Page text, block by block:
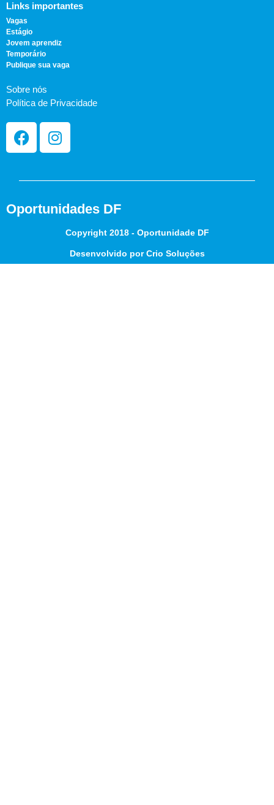
Links importantes
Vagas
Estágio
Jovem aprendiz
Temporário
Publique sua vaga
Sobre nós
Política de Privacidade
Oportunidades DF
Copyright 2018 - Oportunidade DF
Desenvolvido por Crio Soluções